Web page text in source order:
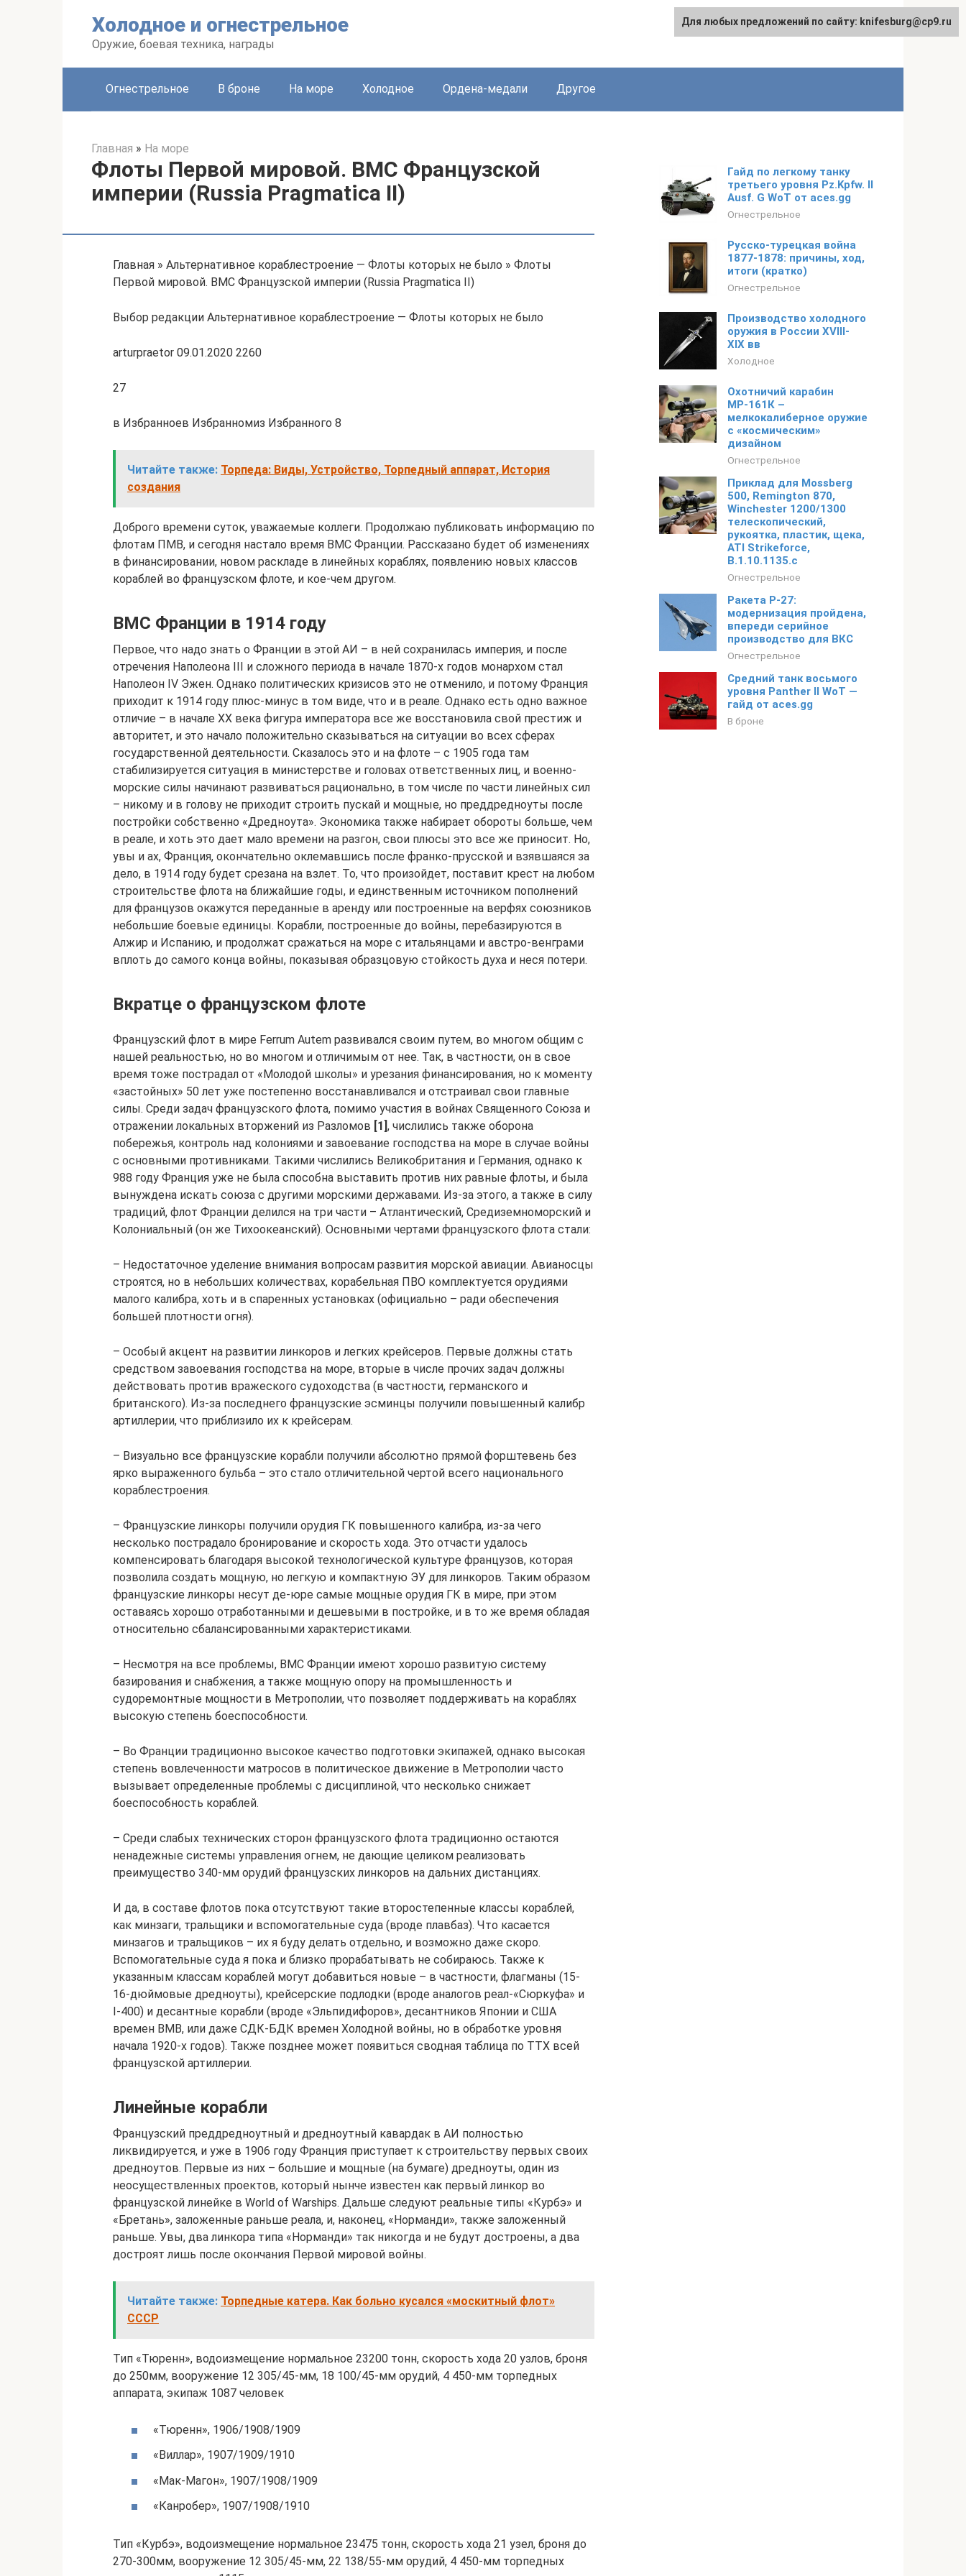
Холодное и огнестрельное
Оружие, боевая техника, награды
Огнестрельное В броне На море Холодное Ордена-медали Другое
Главная » На море
Флоты Первой мировой. ВМС Французской
империи (Russia Pragmatica II)
Главная » Альтернативное кораблестроение — Флоты которых не было » Флоты
Первой мировой. ВМС Французской империи (Russia Pragmatica II)
Выбор редакции Альтернативное кораблестроение — Флоты которых не было
arturpraetor 09.01.2020 2260
27
в Избранноев Избранномиз Избранного 8
Читайте также: Торпеда: Виды, Устройство, Торпедный аппарат, История
создания
Доброго времени суток, уважаемые коллеги. Продолжаю публиковать информацию по
флотам ПМВ, и сегодня настало время ВМС Франции. Рассказано будет об изменениях
в финансировании, новом раскладе в линейных кораблях, появлению новых классов
кораблей во французском флоте, и кое-чем другом.
ВМС Франции в 1914 году
Первое, что надо знать о Франции в этой АИ – в ней сохранилась империя, и после
отречения Наполеона III и сложного периода в начале 1870-х годов монархом стал
Наполеон IV Эжен. Однако политических кризисов это не отменило, и потому Франция
приходит к 1914 году плюс-минус в том виде, что и в реале. Однако есть одно важное
отличие – в начале XX века фигура императора все же восстановила свой престиж и
авторитет, и это начало положительно сказываться на ситуации во всех сферах
государственной деятельности. Сказалось это и на флоте – с 1905 года там
стабилизируется ситуация в министерстве и головах ответственных лиц, и военно-
морские силы начинают развиваться рационально, в том числе по части линейных сил
– никому и в голову не приходит строить пускай и мощные, но преддредноуты после
постройки собственно «Дредноута». Экономика также набирает обороты больше, чем
в реале, и хоть это дает мало времени на разгон, свои плюсы это все же приносит. Но,
увы и ах, Франция, окончательно оклемавшись после франко-прусской и взявшаяся за
дело, в 1914 году будет срезана на взлет. То, что произойдет, поставит крест на любом
строительстве флота на ближайшие годы, и единственным источником пополнений
для французов окажутся переданные в аренду или построенные на верфях союзников
небольшие боевые единицы. Корабли, построенные до войны, перебазируются в
Алжир и Испанию, и продолжат сражаться на море с итальянцами и австро-венграми
вплоть до самого конца войны, показывая образцовую стойкость духа и неся потери.
Вкратце о французском флоте
Французский флот в мире Ferrum Autem развивался своим путем, во многом общим с
нашей реальностью, но во многом и отличимым от нее. Так, в частности, он в свое
время тоже пострадал от «Молодой школы» и урезания финансирования, но к моменту
«застойных» 50 лет уже постепенно восстанавливался и отстраивал свои главные
силы. Среди задач французского флота, помимо участия в войнах Священного Союза и
отражении локальных вторжений из Разломов [1], числились также оборона
побережья, контроль над колониями и завоевание господства на море в случае войны
с основными противниками. Такими числились Великобритания и Германия, однако к
988 году Франция уже не была способна выставить против них равные флоты, и была
вынуждена искать союза с другими морскими державами. Из-за этого, а также в силу
традиций, флот Франции делился на три части – Атлантический, Средиземноморский и
Колониальный (он же Тихоокеанский). Основными чертами французского флота стали:
– Недостаточное уделение внимания вопросам развития морской авиации. Авианосцы
строятся, но в небольших количествах, корабельная ПВО комплектуется орудиями
малого калибра, хоть и в спаренных установках (официально – ради обеспечения
большей плотности огня).
– Особый акцент на развитии линкоров и легких крейсеров. Первые должны стать
средством завоевания господства на море, вторые в числе прочих задач должны
действовать против вражеского судоходства (в частности, германского и
британского). Из-за последнего французские эсминцы получили повышенный калибр
артиллерии, что приблизило их к крейсерам.
– Визуально все французские корабли получили абсолютно прямой форштевень без
ярко выраженного бульба – это стало отличительной чертой всего национального
кораблестроения.
– Французские линкоры получили орудия ГК повышенного калибра, из-за чего
несколько пострадало бронирование и скорость хода. Это отчасти удалось
компенсировать благодаря высокой технологической культуре французов, которая
позволила создать мощную, но легкую и компактную ЭУ для линкоров. Таким образом
французские линкоры несут де-юре самые мощные орудия ГК в мире, при этом
оставаясь хорошо отработанными и дешевыми в постройке, и в то же время обладая
относительно сбалансированными характеристиками.
– Несмотря на все проблемы, ВМС Франции имеют хорошо развитую систему
базирования и снабжения, а также мощную опору на промышленность и
судоремонтные мощности в Метрополии, что позволяет поддерживать на кораблях
высокую степень боеспособности.
– Во Франции традиционно высокое качество подготовки экипажей, однако высокая
степень вовлеченности матросов в политическое движение в Метрополии часто
вызывает определенные проблемы с дисциплиной, что несколько снижает
боеспособность кораблей.
– Среди слабых технических сторон французского флота традиционно остаются
ненадежные системы управления огнем, не дающие целиком реализовать
преимущество 340-мм орудий французских линкоров на дальних дистанциях.
И да, в составе флотов пока отсутствуют такие второстепенные классы кораблей,
как минзаги, тральщики и вспомогательные суда (вроде плавбаз). Что касается
минзагов и тральщиков – их я буду делать отдельно, и возможно даже скоро.
Вспомогательные суда я пока и близко прорабатывать не собираюсь. Также к
указанным классам кораблей могут добавиться новые – в частности, флагманы (15-
16-дюймовые дредноуты), крейсерские подлодки (вроде аналогов реал-«Сюркуфа» и
I-400) и десантные корабли (вроде «Эльпидифоров», десантников Японии и США
времен ВМВ, или даже СДК-БДК времен Холодной войны, но в обработке уровня
начала 1920-х годов). Также позднее может появиться сводная таблица по ТТХ всей
французской артиллерии.
Линейные корабли
Французский преддредноутный и дредноутный кавардак в АИ полностью
ликвидируется, и уже в 1906 году Франция приступает к строительству первых своих
дредноутов. Первые из них – большие и мощные (на бумаге) дредноуты, один из
неосуществленных проектов, который нынче известен как первый линкор во
французской линейке в World of Warships. Дальше следуют реальные типы «Курбэ» и
«Бретань», заложенные раньше реала, и, наконец, «Норманди», также заложенный
раньше. Увы, два линкора типа «Норманди» так никогда и не будут достроены, а два
достроят лишь после окончания Первой мировой войны.
Читайте также: Торпедные катера. Как больно кусался «москитный флот»
СССР
Тип «Тюренн», водоизмещение нормальное 23200 тонн, скорость хода 20 узлов, броня
до 250мм, вооружение 12 305/45-мм, 18 100/45-мм орудий, 4 450-мм торпедных
аппарата, экипаж 1087 человек
«Тюренн», 1906/1908/1909
«Виллар», 1907/1909/1910
«Мак-Магон», 1907/1908/1909
«Канробер», 1907/1908/1910
Тип «Курбэ», водоизмещение нормальное 23475 тонн, скорость хода 21 узел, броня до
270-300мм, вооружение 12 305/45-мм, 22 138/55-мм орудий, 4 450-мм торпедных
Гайд по легкому танку
третьего уровня Pz.Kpfw. II
Ausf. G WoT от aces.gg
Огнестрельное
Русско-турецкая война
1877-1878: причины, ход,
итоги (кратко)
Огнестрельное
Производство холодного
оружия в России XVIII-
XIX вв
Холодное
Охотничий карабин
МР-161К –
мелкокалиберное оружие
с «космическим»
дизайном
Огнестрельное
Приклад для Mossberg
500, Remington 870,
Winchester 1200/1300
телескопический,
рукоятка, пластик, щека,
ATI Strikeforce,
B.1.10.1135.c
Огнестрельное
Ракета Р-27:
модернизация пройдена,
впереди серийное
производство для ВКС
Огнестрельное
Средний танк восьмого
уровня Panther II WoT —
гайд от aces.gg
В броне
Для любых предложений по сайту: knifesburg@cp9.ru